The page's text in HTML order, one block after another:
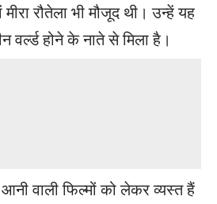
रौतेला भी मौजूद थी। उन्हें यह
वर्ल्ड होने के नाते से मिला है।
वाली फिल्मों को लेकर व्यस्त हैं